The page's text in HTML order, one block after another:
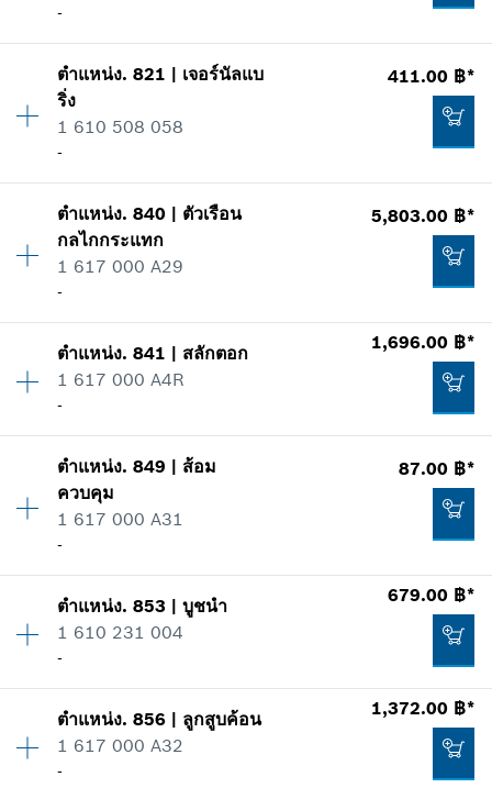
3,459.00 ฿*
ราคาทั้งหมดไม่รวมภาษีมูลค่าเพิ่ม
แสดงในรูป
343.00 ฿*
*ราคาทั้งหมดไม่รวมภาษีมูลค่าเพิ่ม
-
ปริมาณ 1
ราคากลุ่ม
ข้อมูลชิ้นส่วนอะไหล่
แสดงในรูป
3,819.00 ฿*
ราคาทั้งหมดไม่รวมภาษีมูลค่าเพิ่ม
ตำแหน่ง.821 | เจอร์นัลแบ
ริ่ง
1 610 508 058
-
411.00 ฿*
ปริมาณ 1
ราคากลุ่ม:32
ข้อมูลชิ้นส่วนอะไหล่
แสดงในรูป
411.00 ฿*
ราคาทั้งหมดไม่รวมภาษีมูลค่าเพิ่ม
ตำแหน่ง.840 | ตัวเรือน
กลไกกระแทก
1 617 000 A29
-
5,803.00 ฿*
ปริมาณ 1
ราคากลุ่ม: 50
รายการการใช้
แสดงในรูป
5,803.00 ฿*
เพิ่มในตะกร้าสินค้า
ตำแหน่ง.841 | สลักตอก
1 617 000 A4R
-
1,696.00 ฿*
ราคากลุ่ม:39
ข้อมูลชิ้นส่วนอะไหล่
1,696.00 ฿*
*ราคาทั้งหมดไม่รวมภาษีมูลค่าเพิ่ม
ตำแหน่ง.849 | ส้อม
ควบคุม
1 617 000 A31
-
87.00 ฿*
ปริมาณ 1
ราคากลุ่ม: 20
รายการการใช้
แสดงในรูป
ตำแหน่ง.853 |บูชนำ
1 610 231 004
-
679.00 ฿*
ปริมาณ 1
ราคากลุ่ม: 32
ตำแหน่ง.856 | ลูกสูบค้อน
1 617 000 A32
-
1,372.00 ฿*